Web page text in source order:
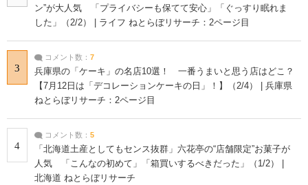
ン”が大人気 「プライバシーも保てて安心」「ぐっすり眠れま
した」（2/2） | ライフ ねとらぼリサーチ：2ページ目
3
コメント数： 7
兵庫県の「ケーキ」の名店10選！ 一番うまいと思う店はどこ？
【7月12日は「デコレーションケーキの日」！】（2/4） | 兵庫県
ねとらぼリサーチ：2ページ目
4
コメント数： 5
「北海道土産としてもセンス抜群」六花亭の“店舗限定”お菓子が
人気 「こんなの初めて」「箱買いするべきだった」（1/2） |
北海道 ねとらぼリサーチ